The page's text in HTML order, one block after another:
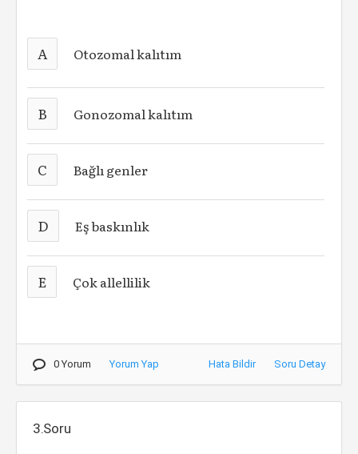
A Otozomal kalıtım
B Gonozomal kalıtım
C Bağlı genler
D Eş baskınlık
E Çok allellilik
0 Yorum Yorum Yap Hata Bildir Soru Detay
3.Soru